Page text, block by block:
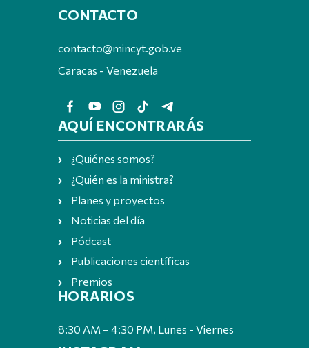
CONTACTO
contacto@mincyt.gob.ve
Caracas - Venezuela
AQUÍ ENCONTRARÁS
¿Quiénes somos?
¿Quién es la ministra?
Planes y proyectos
Noticias del día
Pódcast
Publicaciones científicas
Premios
HORARIOS
8:30 AM – 4:30 PM, Lunes - Viernes